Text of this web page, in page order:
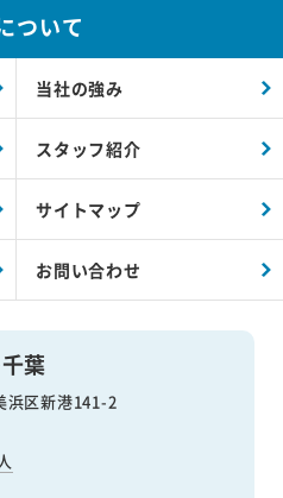
葉
浜区新港141-2
ついて
当社の強み
スタッフ紹介
サイトマップ
お問い合わせ